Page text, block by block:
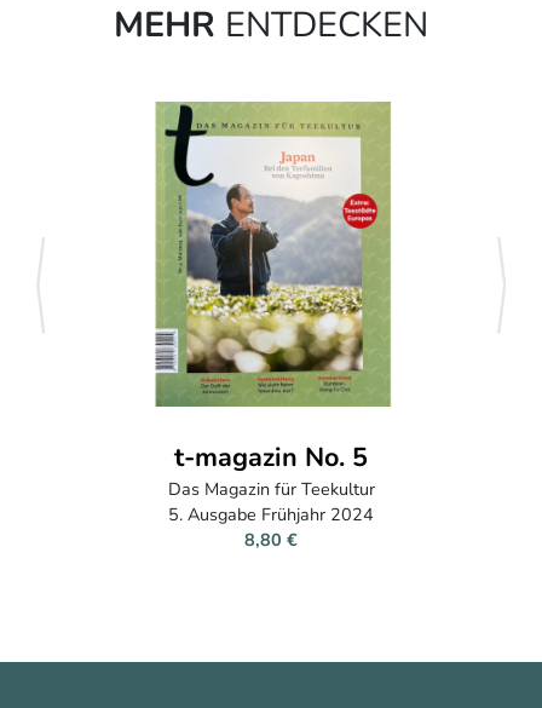
MEHR ENTDECKEN
t-magazin No. 5
Das Magazin für Teekultur
5. Ausgabe Frühjahr 2024
8,80 €
zurück